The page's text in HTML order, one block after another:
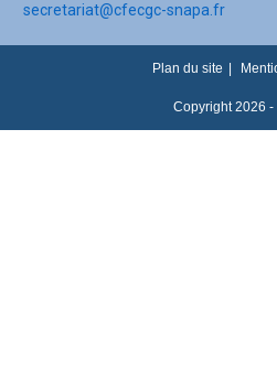
secretariat@cfecgc-snapa.fr
Plan du site
Copyright 2026 -